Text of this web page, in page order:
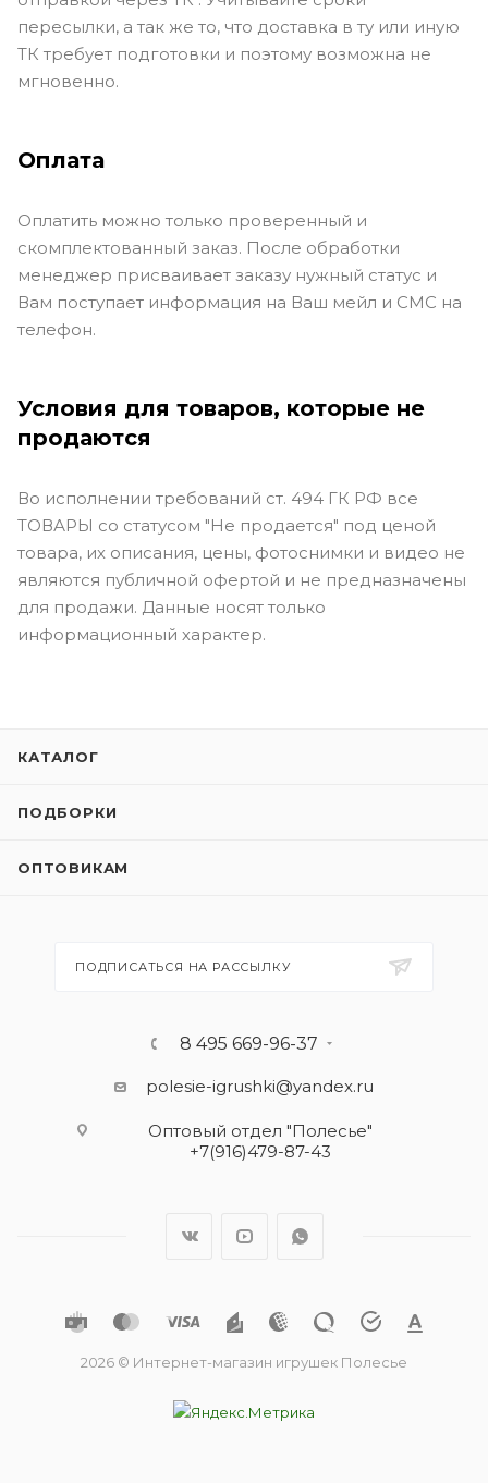
пересылки, а так же то, что доставка в ту или иную
ТК требует подготовки и поэтому возможна не
мгновенно.
Оплата
Оплатить можно только проверенный и
скомплектованный заказ. После обработки
менеджер присваивает заказу нужный статус и
Вам поступает информация на Ваш мейл и СМС на
телефон.
Условия для товаров, которые не
продаются
Во исполнении требований ст. 494 ГК РФ все
ТОВАРЫ со статусом "Не продается" под ценой
товара, их описания, цены, фотоснимки и видео не
являются публичной офертой и не предназначены
для продажи. Данные носят только
информационный характер.
КАТАЛОГ
ПОДБОРКИ
ОПТОВИКАМ
ПОДПИСАТЬСЯ НА РАССЫЛКУ
8 495 669-96-37
polesie-igrushki@yandex.ru
Оптовый отдел "Полесье"
+7(916)479-87-43
2026 © Интернет-магазин игрушек Полесье